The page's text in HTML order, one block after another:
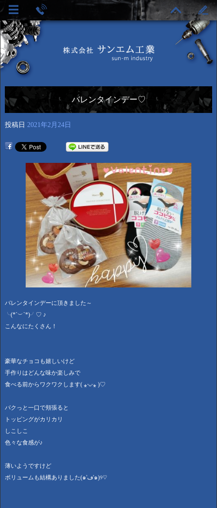
バレンタインデー♡
投稿日 2021年2月24日
バレンタインデーに頂きました～
╰(*´︶`*)╯♡ ♪
こんなにたくさん！
豪華なチョコも嬉しいけど
手作りはどんな味か楽しみで
食べる前からワクワクします( ⁎ᵕᴗᵕ⁎ )♡
パクっと一口で頬張ると
トッピングがカリカリ
しこしこ
色々な食感が♪
薄いようですけど
ボリュームも結構ありました(๑'ڡ'๑)୨♡